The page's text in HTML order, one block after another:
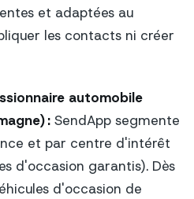
et adaptées au
les contacts ni créer
automobile
: SendApp segmente
et par centre d'intérêt
d'occasion garantis). Dès
d'occasion de